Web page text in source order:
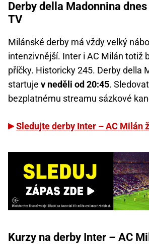
Derby della Madonnina
TV
Milánské derby má vždy velký
intenzivnější. Inter i AC Milán totiž
příčky. Historicky 245. Derby della
startuje v neděli od 20:45.
bezplatnému streamu sázkové
Sledujte derby Inter – AC Milán
Kurzy na derby Inter – AC